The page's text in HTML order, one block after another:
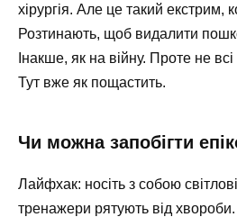
хірургія. Але це такий екстрим,
Розтинають, щоб видалити
Інакше, як на війну. Проте не
Тут вже як пощастить.
Чи можна запобігти
Лайфхак: носіть з собою
тренажери рятують від